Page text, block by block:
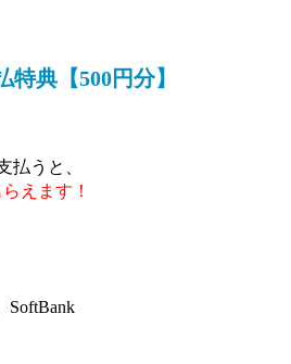
典【500円分】
払うと、
えます！
SoftBank